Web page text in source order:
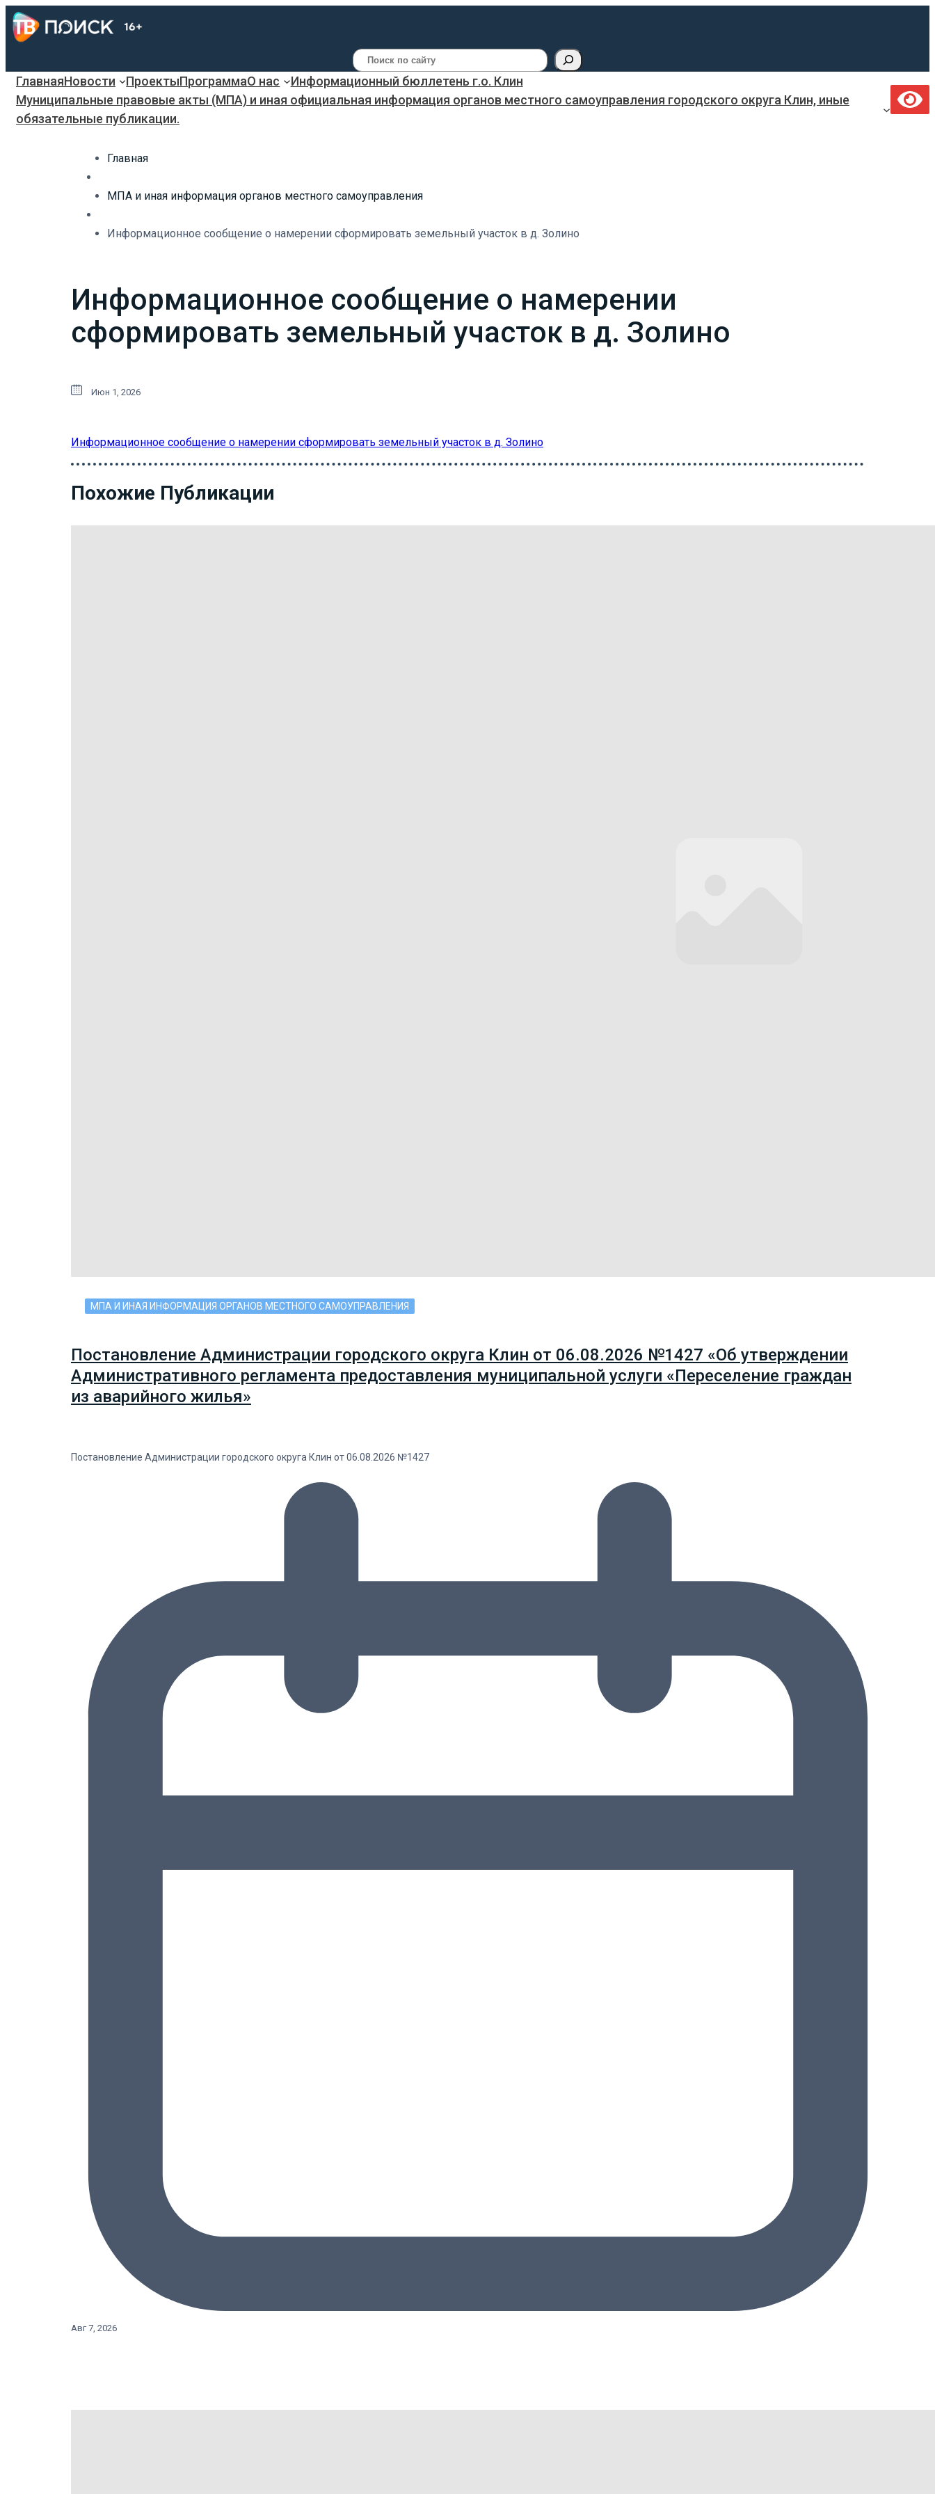
Поиск
ГлавнаяНовости ПроектыПрограммаО нас
Информационный бюллетень г.о. Клин
Муниципальные правовые акты (МПА) и иная официальная информация органов местного самоуправления городского округа Клин, иные
обязательные публикации.
Главная
МПА и иная информация органов местного самоуправления
Информационное сообщение о намерении сформировать земельный участок в д. Золино
Информационное сообщение о намерении
сформировать земельный участок в д. Золино
Июн 1, 2026
Информационное сообщение о намерении сформировать земельный участок в д. Золино
Похожие Публикации
МПА И ИНАЯ ИНФОРМАЦИЯ ОРГАНОВ МЕСТНОГО САМОУПРАВЛЕНИЯ
Постановление Администрации городского округа Клин от 06.08.2026 №1427 «Об утверждении
Административного регламента предоставления муниципальной услуги «Переселение граждан
из аварийного жилья»
Постановление Администрации городского округа Клин от 06.08.2026 №1427
Авг 7, 2026